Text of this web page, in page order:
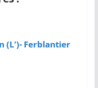
(L’)- Ferblantier